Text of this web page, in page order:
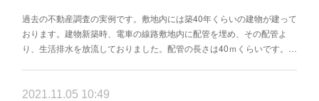
過去の不動産調査の実例です。敷地内には築40年くらいの建物が建って
おります。建物新築時、電車の線路敷地内に配管を埋め、その配管よ
り、生活排水を放流しておりました。配管の長さは40ｍくらいです。…
2021.11.05 10:49